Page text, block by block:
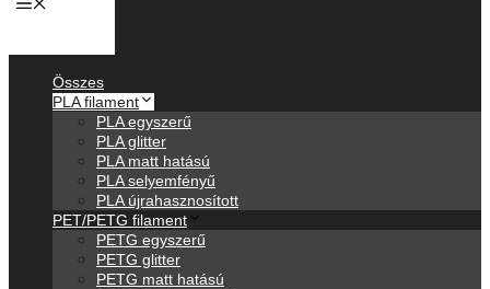
Összes
PLA filament
PLA egyszerű
PLA glitter
PLA matt hatású
PLA selyemfényű
PLA újrahasznosított
PET/PETG filament
PETG egyszerű
PETG glitter
PETG matt hatású